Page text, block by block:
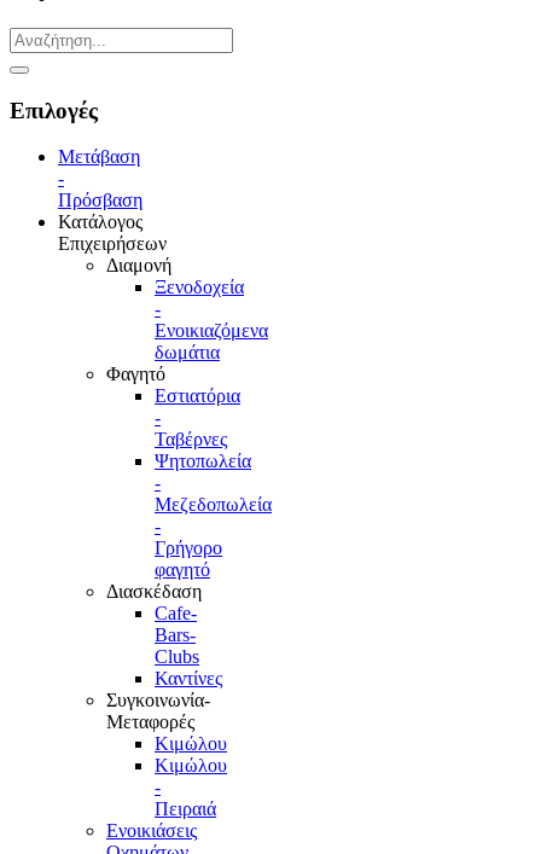
Επιλογές
Μετάβαση
-
Πρόσβαση
Κατάλογος
Επιχειρήσεων
Διαμονή
Ξενοδοχεία
-
Ενοικιαζόμενα
δωμάτια
Φαγητό
Εστιατόρια
-
Ταβέρνες
Ψητοπωλεία
-
Μεζεδοπωλεία
-
Γρήγορο
φαγητό
Διασκέδαση
Cafe-
Bars-
Clubs
Καντίνες
Συγκοινωνία-
Μεταφορές
Κιμώλου
Κιμώλου
-
Πειραιά
Ενοικιάσεις